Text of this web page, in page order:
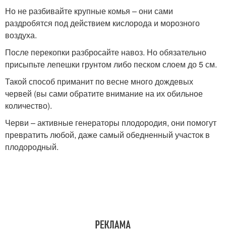
Но не разбивайте крупные комья – они сами
раздробятся под действием кислорода и морозного
воздуха.
После перекопки разбросайте навоз. Но обязательно
присыпьте лепешки грунтом либо песком слоем до 5 см.
Такой способ приманит по весне много дождевых
червей (вы сами обратите внимание на их обильное
количество).
Черви – активные генераторы плодородия, они помогут
превратить любой, даже самый обедненный участок в
плодородный.